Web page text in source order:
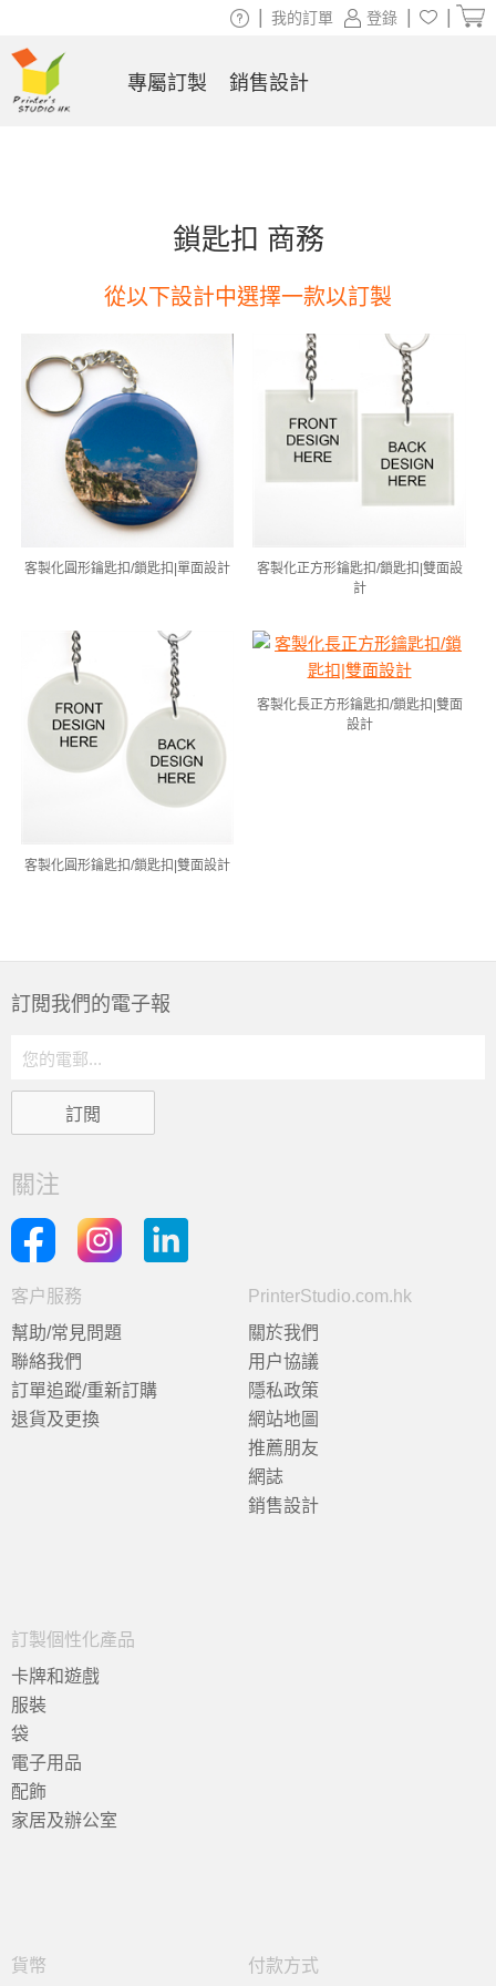
鎖匙扣 商務
從以下設計中選擇一款以訂製
客製化圓形鑰匙扣/鎖匙扣|單面設計
客製化正方形鑰匙扣/鎖匙扣|雙面設
計
客製化圓形鑰匙扣/鎖匙扣|雙面設計
客製化長正方形鑰匙扣/鎖匙扣|雙面
設計
訂閲我們的電子報
關注
客户服務
幫助/常見問題
聯絡我們
訂單追蹤/重新訂購
退貨及更換
PrinterStudio.com.hk
關於我們
用户協議
隱私政策
網站地圖
推薦朋友
網誌
銷售設計
訂製個性化產品
卡牌和遊戲
服裝
袋
電子用品
配飾
家居及辦公室
貨幣 付款方式
登錄
我的訂單
專屬訂製 銷售設計